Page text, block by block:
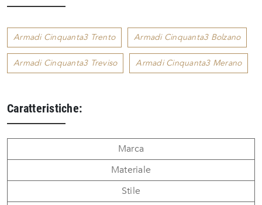
Armadi Cinquanta3 Trento Armadi Cinquanta3 Bolzano
Armadi Cinquanta3 Treviso Armadi Cinquanta3 Merano
Caratteristiche:
Marca
Materiale
Stile